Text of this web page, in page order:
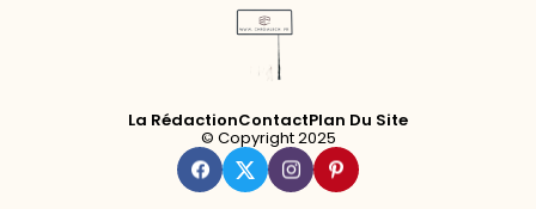
La RédactionContactPlan Du Site
© Copyright 2025